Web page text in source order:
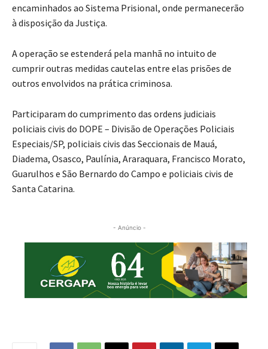
encaminhados ao Sistema Prisional, onde permanecerão
à disposição da Justiça.
A operação se estenderá pela manhã no intuito de
cumprir outras medidas cautelas entre elas prisões de
outros envolvidos na prática criminosa.
Participaram do cumprimento das ordens judiciais
policiais civis do DOPE – Divisão de Operações Policiais
Especiais/SP, policiais civis das Seccionais de Mauá,
Diadema, Osasco, Paulínia, Araraquara, Francisco Morato,
Guarulhos e São Bernardo do Campo e policiais civis de
Santa Catarina.
- Anúncio -